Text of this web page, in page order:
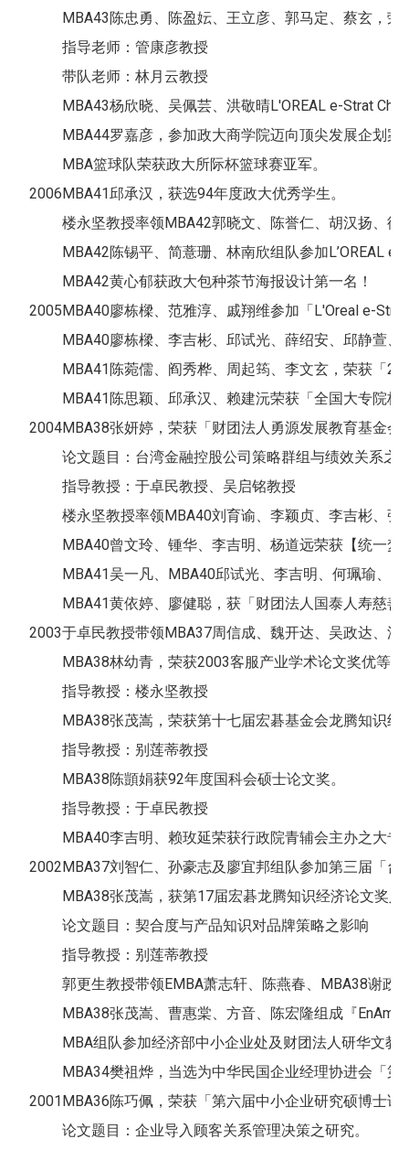
MBA43陈忠勇、陈盈妘、王立彦、郭马定、蔡玄，
指导老师：管康彦教授
带队老师：林月云教授
MBA43杨欣晓、吴佩芸、洪敬晴L'OREAL e-Strat
MBA44罗嘉彦，参加政大商学院迈向顶尖发展企划案
MBA篮球队荣获政大所际杯篮球赛亚军。
2006 MBA41邱承汉，获选94年度政大优秀学生。
楼永坚教授率领MBA42郭晓文、陈誉仁、胡汉扬、
MBA42陈锡平、简薏珊、林南欣组队参加L’OREAL
MBA42黄心郁获政大包种茶节海报设计第一名！
2005 MBA40廖栋樑、范雅淳、戚翔维参加「L'Oreal e-
MBA40廖栋樑、李吉彬、邱试光、薛绍安、邱静萱
MBA41陈菀儒、阎秀桦、周起筠、李文玄，荣获「
MBA41陈思颖、邱承汉、赖建沅荣获「全国大专院
2004MBA38张妍婷，荣获「财团法人勇源发展教育基金会
论文题目：台湾金融控股公司策略群组与绩效关系之
指导教授：于卓民教授、吴启铭教授
楼永坚教授率领MBA40刘育谕、李颖贞、李吉彬、
MBA40曾文玲、锺华、李吉明、杨道远荣获【统一
MBA41吴一凡、MBA40邱试光、李吉明、何珮瑜、
MBA41黄依婷、廖健聪，获「财团法人国泰人寿慈
2003于卓民教授带领MBA37周信成、魏开达、吴政达、
MBA38林幼青，荣获2003客服产业学术论文奖优等奖
指导教授：楼永坚教授
MBA38张茂嵩，荣获第十七届宏碁基金会龙腾知识
指导教授：别莲蒂教授
MBA38陈顗娟获92年度国科会硕士论文奖。
指导教授：于卓民教授
MBA40李吉明、赖玫延荣获行政院青辅会主办之大
2002 MBA37刘智仁、孙豪志及廖宜邦组队参加第三届「
MBA38张茂嵩，获第17届宏碁龙腾知识经济论文奖
论文题目：契合度与产品知识对品牌策略之影响
指导教授：别莲蒂教授
郭更生教授带领EMBA萧志轩、陈燕春、MBA38谢
MBA38张茂嵩、曹惠棠、方音、陈宏隆组成『
MBA组队参加经济部中小企业处及财团法人研华文
MBA34樊祖烨，当选为中华民国企业经理协进会「
2001 MBA36陈巧佩，荣获「第六届中小企业研究硕博士论
论文题目：企业导入顾客关系管理决策之研究。